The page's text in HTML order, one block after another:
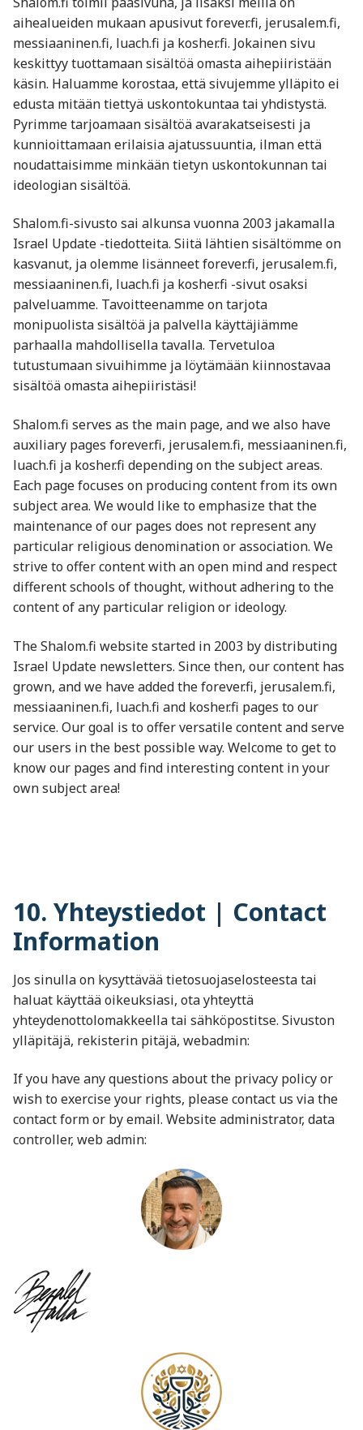
aihealueiden mukaan apusivut forever.fi, jerusalem.fi,
messiaaninen.fi, luach.fi ja kosher.fi. Jokainen sivu
keskittyy tuottamaan sisältöä omasta aihepiiristään
käsin. Haluamme korostaa, että sivujemme ylläpito ei
edusta mitään tiettyä uskontokuntaa tai yhdistystä.
Pyrimme tarjoamaan sisältöä avarakatseisesti ja
kunnioittamaan erilaisia ajatussuuntia, ilman että
noudattaisimme minkään tietyn uskontokunnan tai
ideologian sisältöä.
Shalom.fi-sivusto sai alkunsa vuonna 2003 jakamalla
Israel Update -tiedotteita. Siitä lähtien sisältömme on
kasvanut, ja olemme lisänneet forever.fi, jerusalem.fi,
messiaaninen.fi, luach.fi ja kosher.fi -sivut osaksi
palveluamme. Tavoitteenamme on tarjota
monipuolista sisältöä ja palvella käyttäjiämme
parhaalla mahdollisella tavalla. Tervetuloa
tutustumaan sivuihimme ja löytämään kiinnostavaa
sisältöä omasta aihepiiristäsi!
Shalom.fi serves as the main page, and we also have
auxiliary pages forever.fi, jerusalem.fi, messiaaninen.fi,
luach.fi ja kosher.fi depending on the subject areas.
Each page focuses on producing content from its own
subject area. We would like to emphasize that the
maintenance of our pages does not represent any
particular religious denomination or association. We
strive to offer content with an open mind and respect
different schools of thought, without adhering to the
content of any particular religion or ideology.
The Shalom.fi website started in 2003 by distributing
Israel Update newsletters. Since then, our content has
grown, and we have added the forever.fi, jerusalem.fi,
messiaaninen.fi, luach.fi and kosher.fi pages to our
service. Our goal is to offer versatile content and serve
our users in the best possible way. Welcome to get to
know our pages and find interesting content in your
own subject area!
10. Yhteystiedot | Contact
Information
Jos sinulla on kysyttävää tietosuojaselosteesta tai
haluat käyttää oikeuksiasi, ota yhteyttä
yhteydenottolomakkeella tai sähköpostitse. Sivuston
ylläpitäjä, rekisterin pitäjä, webadmin:
If you have any questions about the privacy policy or
wish to exercise your rights, please contact us via the
contact form or by email. Website administrator, data
controller, web admin: